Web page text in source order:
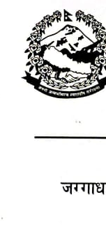
अनलाइन मार्फत
०५७-५२०६७७
2022 - 10:50
उपशाखा
नं. ०५७-५२०६७७ शव